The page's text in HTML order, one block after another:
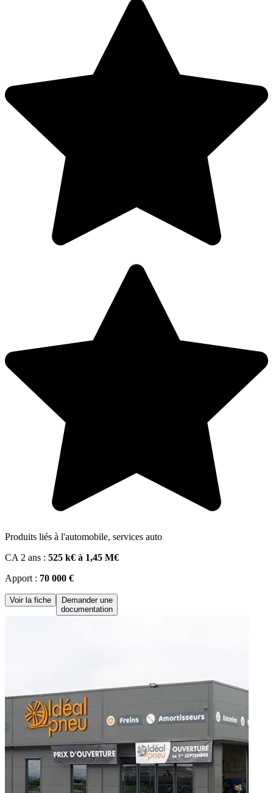
Produits liés à l'automobile, services auto
CA 2 ans : 525 k€ à 1,45 M€
Apport : 70 000 €
Voir la fiche
Demander une
documentation